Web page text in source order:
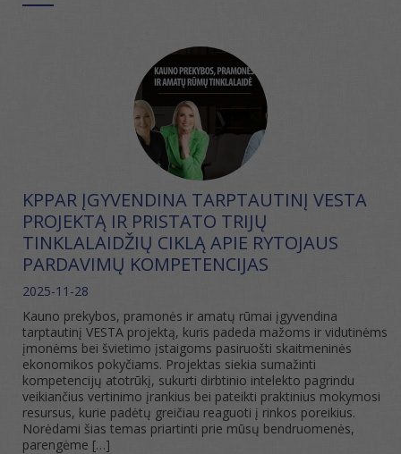
KPPAR ĮGYVENDINA TARPTAUTINĮ VESTA
PROJEKTĄ IR PRISTATO TRIJŲ
TINKLALAIDŽIŲ CIKLĄ APIE RYTOJAUS
PARDAVIMŲ KOMPETENCIJAS
2025-11-28
Kauno prekybos, pramonės ir amatų rūmai įgyvendina
tarptautinį VESTA projektą, kuris padeda mažoms ir vidutinėms
įmonėms bei švietimo įstaigoms pasiruošti skaitmeninės
ekonomikos pokyčiams. Projektas siekia sumažinti
kompetencijų atotrūkį, sukurti dirbtinio intelekto pagrindu
veikiančius vertinimo įrankius bei pateikti praktinius mokymosi
resursus, kurie padėtų greičiau reaguoti į rinkos poreikius.
Norėdami šias temas priartinti prie mūsų bendruomenės,
parengėme […]